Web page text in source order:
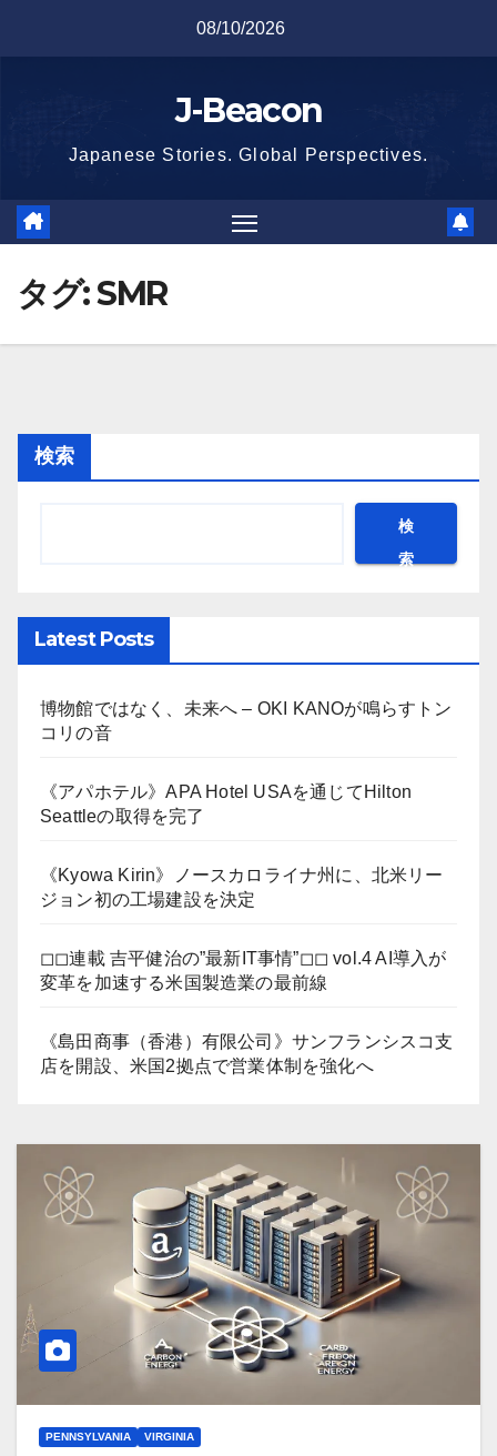
08/10/2026
J-Beacon
Japanese Stories. Global Perspectives.
タグ:SMR
検索
検
索
Latest Posts
博物館ではなく、未来へ – OKI KANOが鳴らすトン
コリの音
《アパホテル》APA Hotel USAを通じてHilton
Seattleの取得を完了
《Kyowa Kirin》ノースカロライナ州に、北米リー
ジョン初の工場建設を決定
◻︎◻︎連載 吉平健治の”最新IT事情”◻︎◻︎ vol.4 AI導入が
変革を加速する米国製造業の最前線
《島田商事（香港）有限公司》サンフランシスコ支
店を開設、米国2拠点で営業体制を強化へ
PENNSYLVANIA VIRGINIA